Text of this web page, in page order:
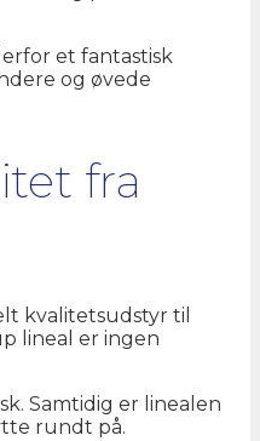
et fantastisk
og øvede
fra
kvalitetsudstyr til
lineal er ingen
Samtidig er linealen
rundt på.